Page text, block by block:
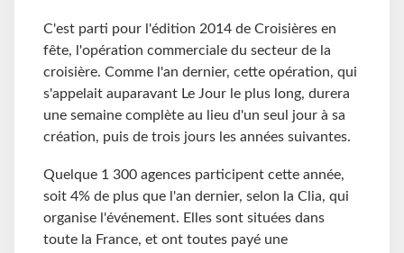
C'est parti pour l'édition 2014 de Croisières en
fête, l'opération commerciale du secteur de la
croisière. Comme l'an dernier, cette opération, qui
s'appelait auparavant Le Jour le plus long, durera
une semaine complète au lieu d'un seul jour à sa
création, puis de trois jours les années suivantes.
Quelque 1 300 agences participent cette année,
soit 4% de plus que l'an dernier, selon la Clia, qui
organise l'événement. Elles sont situées dans
toute la France, et ont toutes payé une